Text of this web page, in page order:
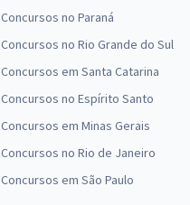
Concursos no Paraná
Concursos no Rio Grande do Sul
Concursos em Santa Catarina
Concursos no Espírito Santo
Concursos em Minas Gerais
Concursos no Rio de Janeiro
Concursos em São Paulo